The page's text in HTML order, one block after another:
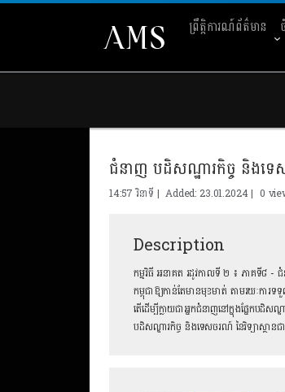
ព្រឹត្តិការណ៍ព័ត៌មាន
ជំនាញ បដិសណ្ឋារកិច្ច និងទ
14:57 វិនាទី | Added: 23.01.2024 | 0
Description
កម្មវិធី អនាគត រដូវកាលទី ២ ៖ ភាគទី៨ -
កម្ពុជាឱ្យកាន់តែមានមុខមាត់ តាមរយៈការទ
តើដើម្បីក្លាយជាអ្នកជំនាញនៅក្នុងផ្នែកបដិស
បដិសណ្ឋារកិច្ច និងទេសចរណ៍ នៃវិទ្យាស្ថា